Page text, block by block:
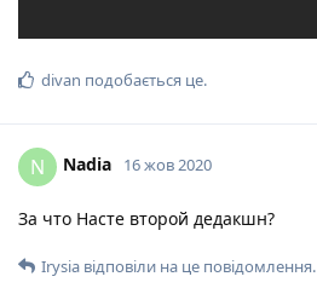
divan подобається це.
N Nadia 16 жов 2020
За что Насте второй дедакшн?
Irysia відповіли на це повідомлення.